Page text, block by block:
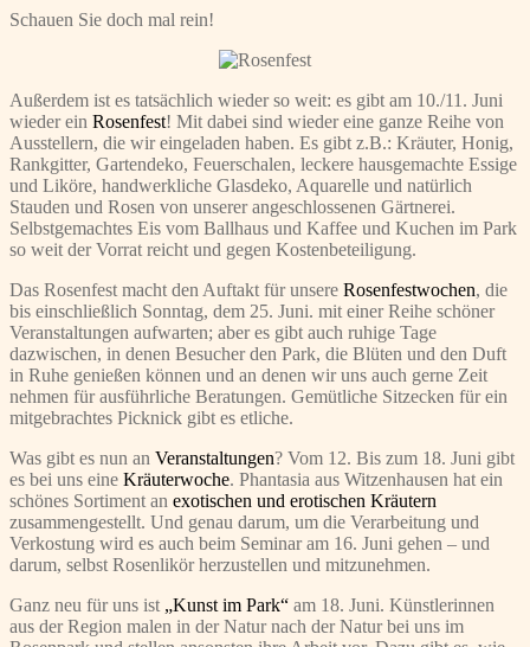
Schauen Sie doch mal rein!
Außerdem ist es tatsächlich wieder so weit: es gibt am 10./11. Juni
wieder ein Rosenfest! Mit dabei sind wieder eine ganze Reihe von
Ausstellern, die wir eingeladen haben. Es gibt z.B.: Kräuter, Honig,
Rankgitter, Gartendeko, Feuerschalen, leckere hausgemachte Essige
und Liköre, handwerkliche Glasdeko, Aquarelle und natürlich
Stauden und Rosen von unserer angeschlossenen Gärtnerei.
Selbstgemachtes Eis vom Ballhaus und Kaffee und Kuchen im Park
so weit der Vorrat reicht und gegen Kostenbeteiligung.
Das Rosenfest macht den Auftakt für unsere Rosenfestwochen, die
bis einschließlich Sonntag, dem 25. Juni. mit einer Reihe schöner
Veranstaltungen aufwarten; aber es gibt auch ruhige Tage
dazwischen, in denen Besucher den Park, die Blüten und den Duft
in Ruhe genießen können und an denen wir uns auch gerne Zeit
nehmen für ausführliche Beratungen. Gemütliche Sitzecken für ein
mitgebrachtes Picknick gibt es etliche.
Was gibt es nun an Veranstaltungen? Vom 12. Bis zum 18. Juni gibt
es bei uns eine Kräuterwoche. Phantasia aus Witzenhausen hat ein
schönes Sortiment an exotischen und erotischen Kräutern
zusammengestellt. Und genau darum, um die Verarbeitung und
Verkostung wird es auch beim Seminar am 16. Juni gehen – und
darum, selbst Rosenlikör herzustellen und mitzunehmen.
Ganz neu für uns ist „Kunst im Park“ am 18. Juni. Künstlerinnen
aus der Region malen in der Natur nach der Natur bei uns im